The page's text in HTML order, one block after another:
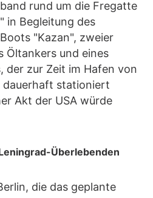
rund um die Fregatte
in Begleitung des
"Kazan", zweier
Öltankers und eines
der zur Zeit im Hafen von
stationiert
Akt der USA würde
Überlebenden
die das geplante